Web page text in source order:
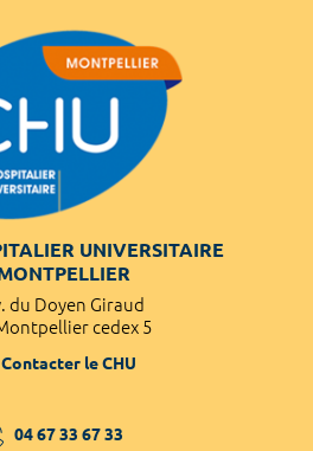
UNIVERSITAIRE
du Doyen Giraud
cedex 5
Contacter le CHU
04 67 33 67 33